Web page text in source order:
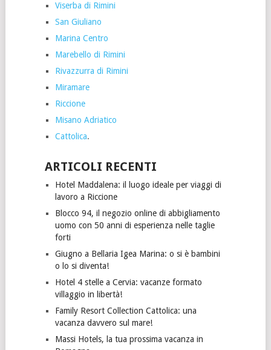
Viserba di Rimini
San Giuliano
Marina Centro
Marebello di Rimini
Rivazzurra di Rimini
Miramare
Riccione
Misano Adriatico
Cattolica.
ARTICOLI RECENTI
Hotel Maddalena: il luogo ideale per viaggi di
lavoro a Riccione
Blocco 94, il negozio online di abbigliamento
uomo con 50 anni di esperienza nelle taglie
forti
Giugno a Bellaria Igea Marina: o si è bambini
o lo si diventa!
Hotel 4 stelle a Cervia: vacanze formato
villaggio in libertà!
Family Resort Collection Cattolica: una
vacanza davvero sul mare!
Massi Hotels, la tua prossima vacanza in